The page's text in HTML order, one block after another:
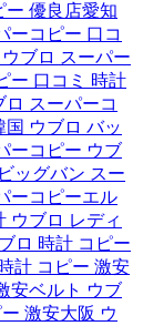
ー 優良店愛知
ーコピー 口コ
ウブロ スーパー
ー 口コミ 時計
ロ スーパーコ
国 ウブロ バッ
ーコピー ウブ
ッグバン スー
ーコピーエル
ウブロ レディ
ロ 時計 コピー
計 コピー 激安
安ベルト ウブ
激安大阪 ウ